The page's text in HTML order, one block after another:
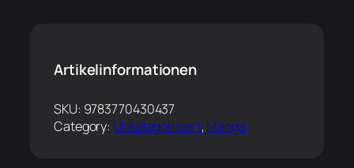
Artikelinformationen
SKU: 9783770430437
Category: Unkategorisiert, Manga